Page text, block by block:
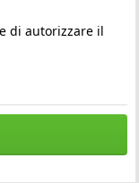
e di autorizzare il